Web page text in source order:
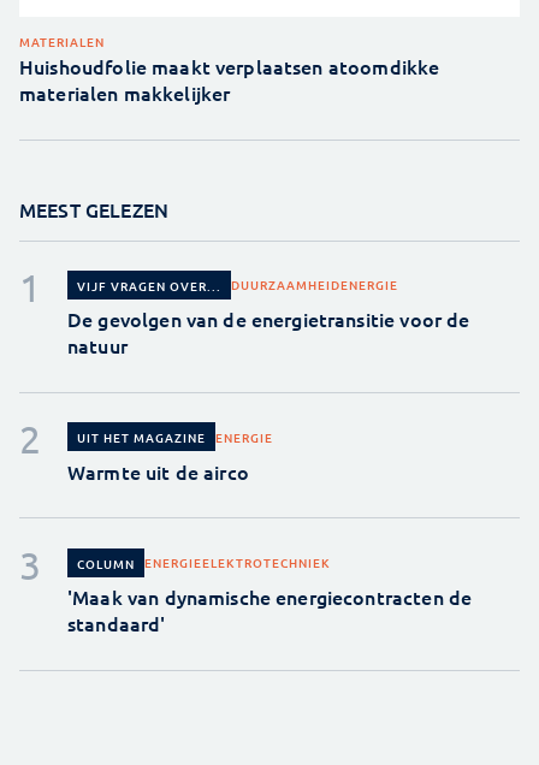
MATERIALEN
Huishoudfolie maakt verplaatsen atoomdikke
materialen makkelijker
MEEST GELEZEN
VIJF VRAGEN OVER... DUURZAAMHEIDENERGIE
De gevolgen van de energietransitie voor de
natuur
UIT HET MAGAZINE ENERGIE
Warmte uit de airco
COLUMN ENERGIEELEKTROTECHNIEK
'Maak van dynamische energiecontracten de
standaard'